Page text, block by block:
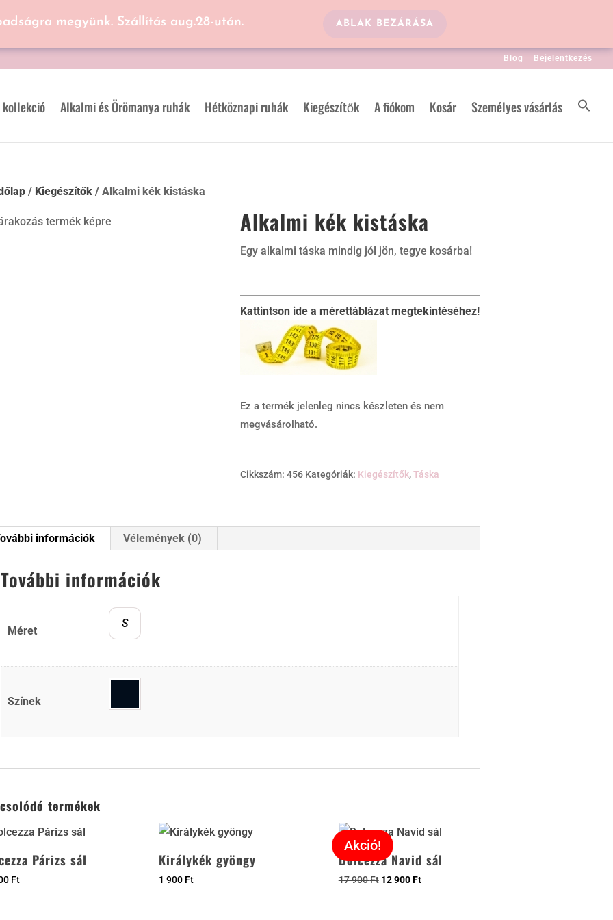
Blog Bejelentkezés
Alkalmi és Örömanya ruhák Hétköznapi ruhák Kiegészítők A fiókom Kosár Személyes vásárlás
/ Kiegészítők/ Alkalmi kék kistáska
Alkalmi kék kistáska
Egy alkalmi táska mindig jól jön, tegye kosárba!
Kattintson ide a mérettáblázat megtekintéséhez!
Ez a termék jelenleg nincs készleten és nem
megvásárolható.
Cikkszám: 456 Kategóriák: Kiegészítők,Táska
információk Vélemények (0)
További információk
Méret
S
Színek
termékek
Párizs sál
Ft
Királykék gyöngy
1 900 Ft
Akció!
Dolcezza Navid sál
17 900Ft 12 900Ft
megyünk. Szállítás aug.28-után. ABLAK BEZÁRÁSA